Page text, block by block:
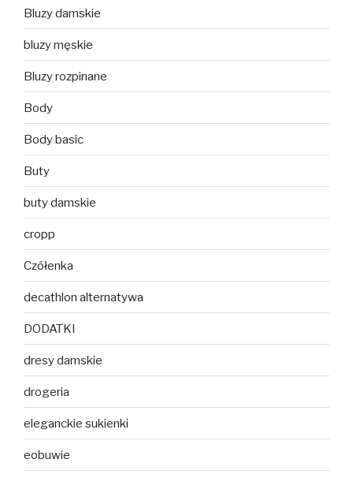
Bluzy damskie
bluzy męskie
Bluzy rozpinane
Body
Body basic
Buty
buty damskie
cropp
Czółenka
decathlon alternatywa
DODATKI
dresy damskie
drogeria
eleganckie sukienki
eobuwie